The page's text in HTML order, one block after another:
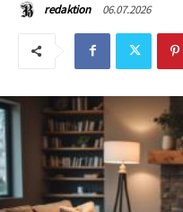
redaktion 06.07.2026